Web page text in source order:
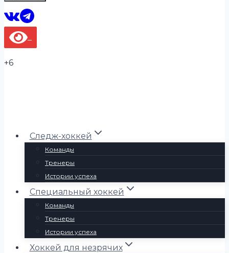
+6
Следж-хоккей
Команды
Тренеры
Истории успеха
Специальный хоккей
Команды
Тренеры
Истории успеха
Хоккей для незрячих